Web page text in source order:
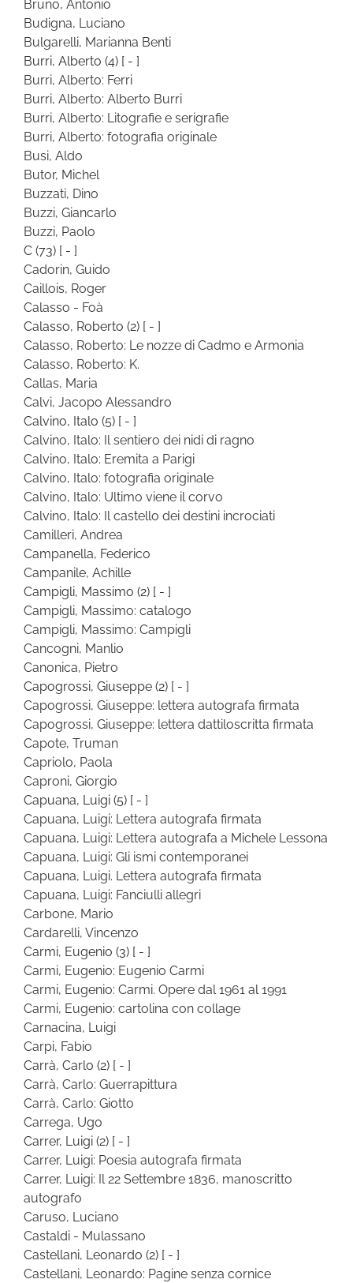
Bruno, Antonio
Budigna, Luciano
Bulgarelli, Marianna Benti
Burri, Alberto (4) [ - ]
Burri, Alberto: Ferri
Burri, Alberto: Alberto Burri
Burri, Alberto: Litografie e serigrafie
Burri, Alberto: fotografia originale
Busi, Aldo
Butor, Michel
Buzzati, Dino
Buzzi, Giancarlo
Buzzi, Paolo
C (73) [ - ]
Cadorin, Guido
Caillois, Roger
Calasso - Foà
Calasso, Roberto (2) [ - ]
Calasso, Roberto: Le nozze di Cadmo e Armonia
Calasso, Roberto: K.
Callas, Maria
Calvi, Jacopo Alessandro
Calvino, Italo (5) [ - ]
Calvino, Italo: Il sentiero dei nidi di ragno
Calvino, Italo: Eremita a Parigi
Calvino, Italo: fotografia originale
Calvino, Italo: Ultimo viene il corvo
Calvino, Italo: Il castello dei destini incrociati
Camilleri, Andrea
Campanella, Federico
Campanile, Achille
Campigli, Massimo (2) [ - ]
Campigli, Massimo: catalogo
Campigli, Massimo: Campigli
Cancogni, Manlio
Canonica, Pietro
Capogrossi, Giuseppe (2) [ - ]
Capogrossi, Giuseppe: lettera autografa firmata
Capogrossi, Giuseppe: lettera dattiloscritta firmata
Capote, Truman
Capriolo, Paola
Caproni, Giorgio
Capuana, Luigi (5) [ - ]
Capuana, Luigi: Lettera autografa firmata
Capuana, Luigi: Lettera autografa a Michele Lessona
Capuana, Luigi: Gli ismi contemporanei
Capuana, Luigi. Lettera autografa firmata
Capuana, Luigi: Fanciulli allegri
Carbone, Mario
Cardarelli, Vincenzo
Carmi, Eugenio (3) [ - ]
Carmi, Eugenio: Eugenio Carmi
Carmi, Eugenio: Carmi. Opere dal 1961 al 1991
Carmi, Eugenio: cartolina con collage
Carnacina, Luigi
Carpi, Fabio
Carrà, Carlo (2) [ - ]
Carrà, Carlo: Guerrapittura
Carrà, Carlo: Giotto
Carrega, Ugo
Carrer, Luigi (2) [ - ]
Carrer, Luigi: Poesia autografa firmata
Carrer, Luigi: Il 22 Settembre 1836, manoscritto
autografo
Caruso, Luciano
Castaldi - Mulassano
Castellani, Leonardo (2) [ - ]
Castellani, Leonardo: Pagine senza cornice